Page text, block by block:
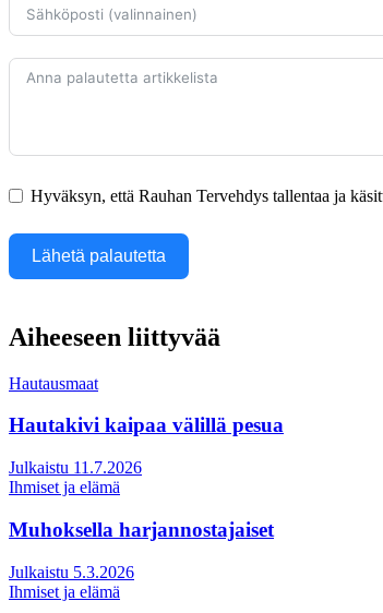
Hyväksyn, että Rauhan Tervehdys tallentaa ja
Lähetä palautetta
Aiheeseen liittyvää
Hautausmaat
Hautakivi kaipaa välillä pesua
Julkaistu 11.7.2026
Ihmiset ja elämä
Muhoksella harjannostajaiset
Julkaistu 5.3.2026
Ihmiset ja elämä